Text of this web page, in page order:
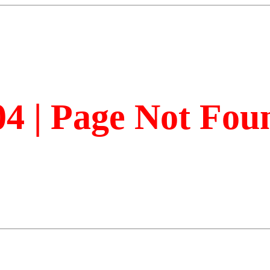
| Page Not